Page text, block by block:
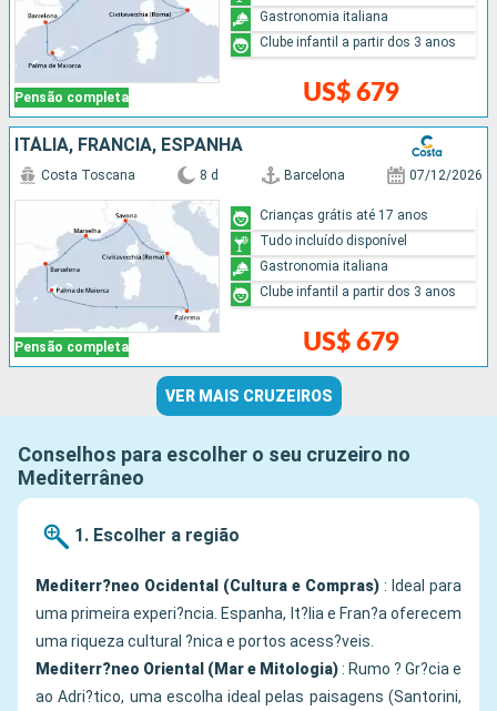
Pensão completa US$ 679
Gastronomia italiana
Clube infantil a partir dos 3 anos
ITÁLIA, FRANCIA, ESPANHA
Pensão completa
Costa Toscana 8 d Barcelona 07/12/2026
US$ 679
Crianças grátis até 17 anos
Tudo incluído disponível
Gastronomia italiana
Clube infantil a partir dos 3 anos
VER MAIS CRUZEIROS
Conselhos para escolher o seu cruzeiro no
Mediterrâneo
1. Escolher a região
Mediterr?neo Ocidental (Cultura e Compras) : Ideal para
uma primeira experi?ncia. Espanha, It?lia e Fran?a oferecem
uma riqueza cultural ?nica e portos acess?veis.
Mediterr?neo Oriental (Mar e Mitologia): Rumo ? Gr?cia e
ao Adri?tico, uma escolha ideal pelas paisagens (Santorini,